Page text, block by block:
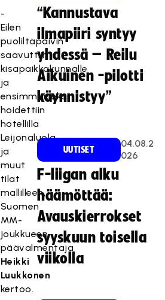
-
Eilen
puoliltapäivin
saavuttiin
kisapaikkakunnalle
ja
ensimmäiseksi
hoidettiin
hotellilla
Leijonaluola
ja
muut
tilat
mallilleen,
Suomen
MM-
joukkueen
päävalmentaja
Heikki
Luukkonen
kertoo.
“Kannustava
ilmapiiri syntyy
yhdessä – Reilu
Aikuinen -pilotti
käynnistyy”
UUTISET
04.08.2
026
F-liigan alku
häämöttää:
Avauskierrokset
syyskuun toisella
viikolla